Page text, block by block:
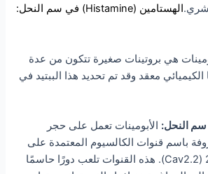
الهستامين (Histamine) في سم النحل:
هي بروتينات صغيرة تتكون من عدة
الكيميائي معقد وقد تم تحديد هذا الببتيد في
سم النحل: الأبومينات تعمل على حجر
باسم قنوات الكالسيوم المعتمدة على
الكالسيوم من النوع 2 (Cav2.2). هذه القنوات تلعب دورًا حاسمًا